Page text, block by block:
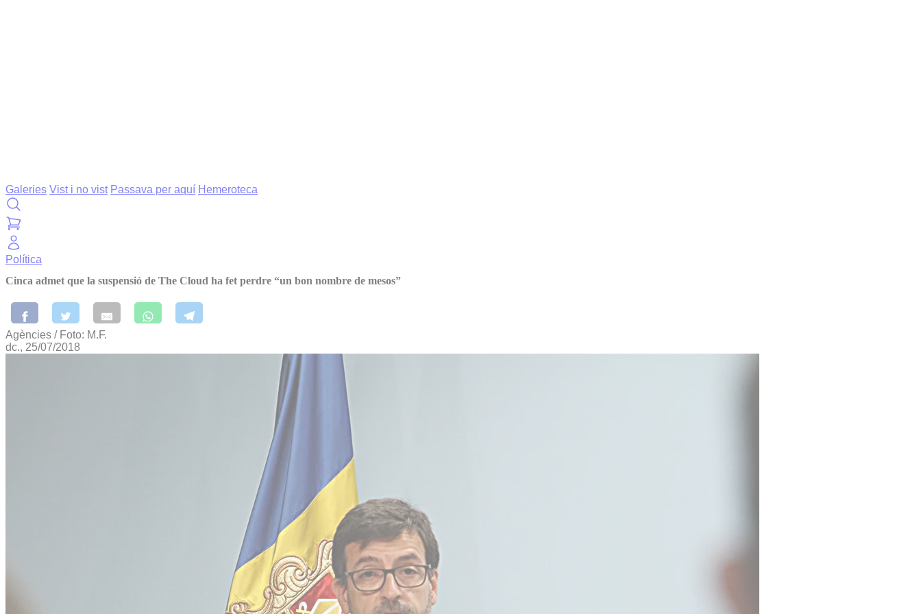
Galeries Vist i no vist Passava per aquí Hemeroteca
Política
Cinca admet que la suspensió de The Cloud ha fet perdre “un bon nombre de mesos”
Agències / Foto: M.F.
dc., 25/07/2018